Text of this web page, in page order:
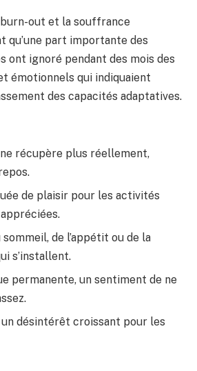
burn-out et la souffrance
qu’une part importante des
ont ignoré pendant des mois des
émotionnels qui indiquaient
des capacités adaptatives.
récupère plus réellement,
de plaisir pour les activités
de l’appétit ou de la
s’installent.
permanente, un sentiment de ne
désintérêt croissant pour les